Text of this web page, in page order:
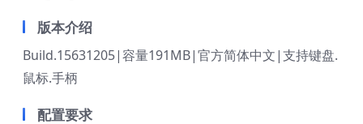
版本介绍
Build.15631205|容量191MB|官方简体中文|支持键盘.
鼠标.手柄
配置要求